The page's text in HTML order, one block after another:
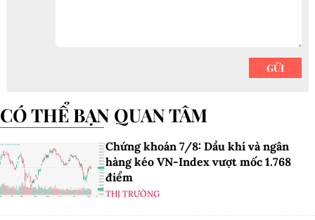
CÓ THỂ BẠN QUAN TÂM
Chứng khoán 7/8: Dầu khí và ngân
hàng kéo VN-Index vượt mốc 1.768
điểm
THỊ TRƯỜNG